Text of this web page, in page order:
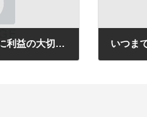
クリニックのスタッフに利益の大切さを教える